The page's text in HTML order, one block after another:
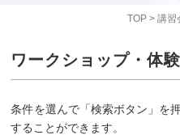
TOP> 講習
ワークショップ・体
条件を選んで「検索ボタン」を
することができます。